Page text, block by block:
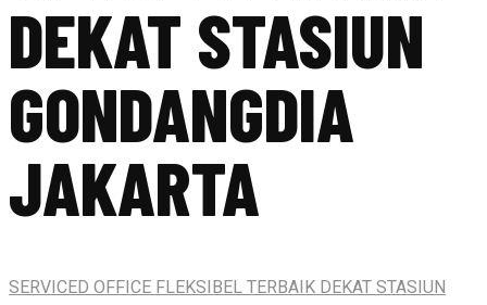
DEKAT STASIUN
GONDANGDIA
JAKARTA
SERVICED OFFICE FLEKSIBEL TERBAIK DEKAT STASIUN